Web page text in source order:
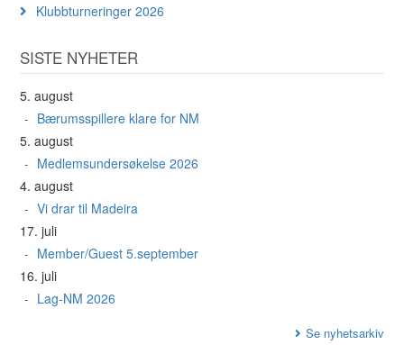
Klubbturneringer 2026
SISTE NYHETER
5. august
Bærumsspillere klare for NM
5. august
Medlemsundersøkelse 2026
4. august
Vi drar til Madeira
17. juli
Member/Guest 5.september
16. juli
Lag-NM 2026
Se nyhetsarkiv